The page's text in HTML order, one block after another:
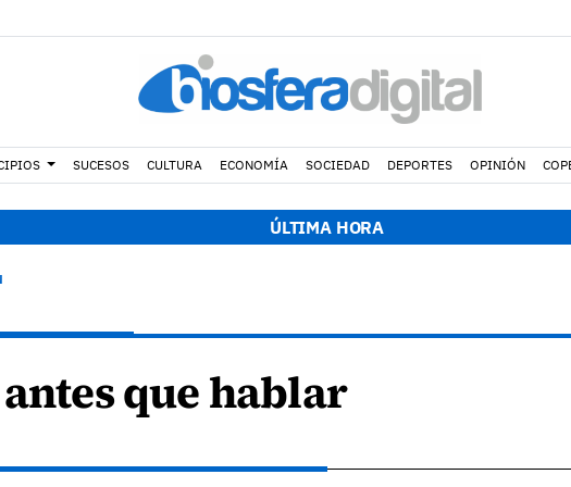
SUCESOS CULTURA ECONOMÍA SOCIEDAD DEPORTES OPINIÓN
ÚLTIMA HORA
que hablar